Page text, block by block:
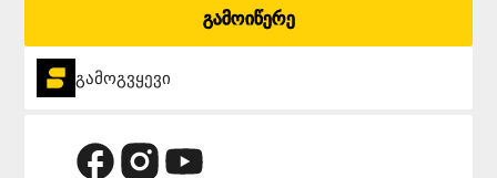
გამოიწერე
გამოგვყევი